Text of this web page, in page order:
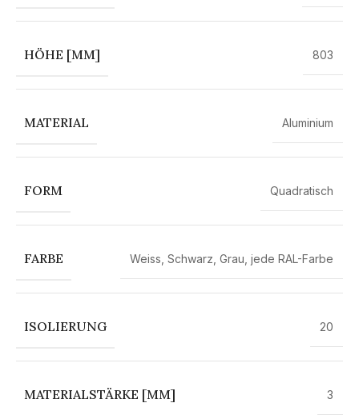
HÖHE [MM] 803
MATERIAL Aluminium
FORM Quadratisch
FARBE Weiss Schwarz Grau jede RAL-Farbe
ISOLIERUNG 20
MATERIALSTÄRKE [MM] 3